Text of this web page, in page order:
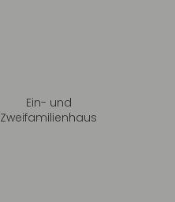
Ein- und
Zweifamilienhaus